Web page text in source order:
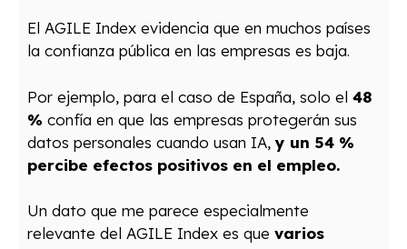
El AGILE Index evidencia que en muchos países
la confianza pública en las empresas es baja.
Por ejemplo, para el caso de España, solo el 48
% confía en que las empresas protegerán sus
datos personales cuando usan IA,y un 54 %
percibe efectos positivos en el empleo.
Un dato que me parece especialmente
relevante del AGILE Index es que varios